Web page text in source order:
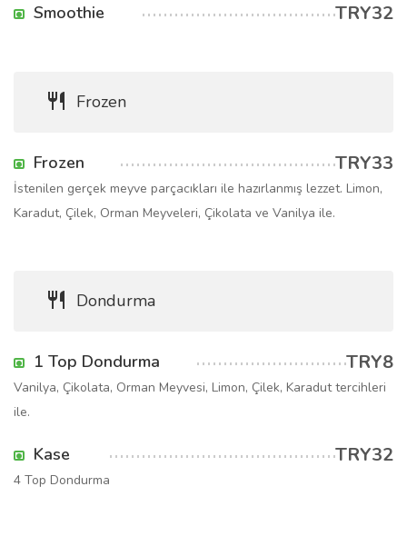
Smoothie TRY32
Frozen
Frozen TRY33
İstenilen gerçek meyve parçacıkları ile hazırlanmış lezzet. Limon,
Karadut, Çilek, Orman Meyveleri, Çikolata ve Vanilya ile.
Dondurma
1 Top Dondurma TRY8
Vanilya, Çikolata, Orman Meyvesi, Limon, Çilek, Karadut tercihleri
ile.
Kase TRY32
4 Top Dondurma